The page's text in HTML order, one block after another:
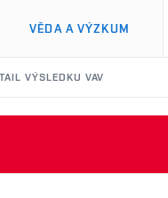
VĚDA A VÝZKUM
VÝSLEDKU VAV